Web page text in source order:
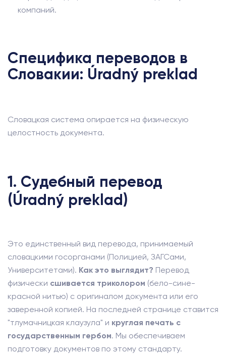
компаний.
Специфика переводов в
Словакии: Úradný preklad
Словацкая система опирается на физическую
целостность документа.
1. Судебный перевод
(Úradný preklad)
Это единственный вид перевода, принимаемый
словацкими госорганами (Полицией, ЗАГСами,
Университетами). Как это выглядит? Перевод
физически сшивается триколором (бело-сине-
красной нитью) с оригиналом документа или его
заверенной копией. На последней странице ставится
"тлумачницкая клаузула" и круглая печать с
государственным гербом. Мы обеспечиваем
подготовку документов по этому стандарту.